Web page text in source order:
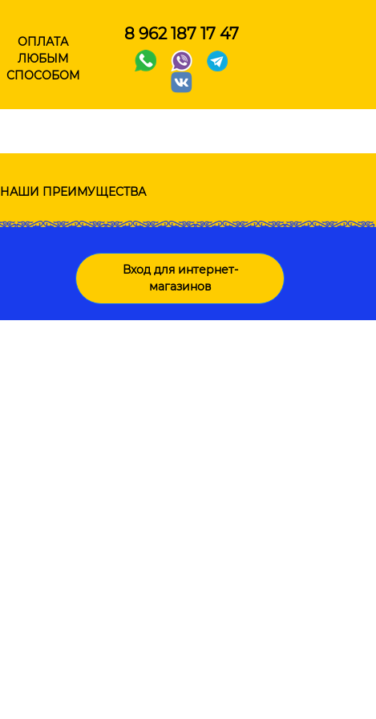
ОПЛАТА
ЛЮБЫМ
СПОСОБОМ
8 962 187 17 47
НАШИ ПРЕИМУЩЕСТВА
Вход для интернет-
магазинов